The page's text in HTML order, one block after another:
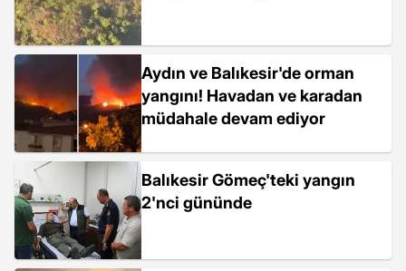
Aydın ve Balıkesir'de orman
yangını! Havadan ve karadan
müdahale devam ediyor
Balıkesir Gömeç'teki yangın
2'nci gününde